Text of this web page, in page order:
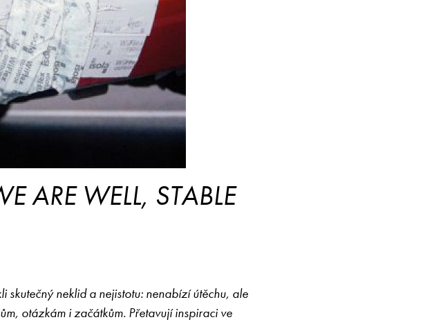
ARE WELL, STABLE
skutečný neklid a nejistotu: nenabízí útěchu, ale
otázkám i začátkům. Přetavují inspiraci ve